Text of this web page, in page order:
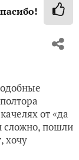
от «да
сложно, пошли
хочу